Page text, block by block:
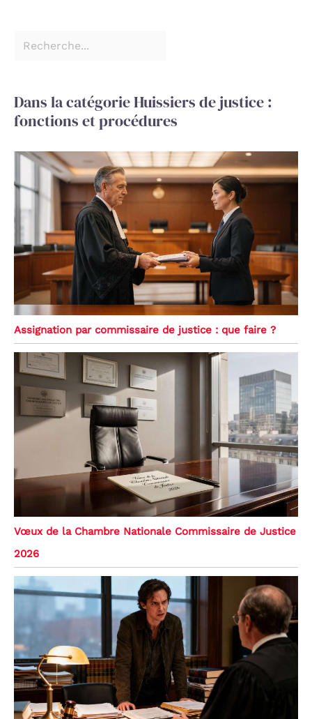
Dans la catégorie Huissiers de justice :
fonctions et procédures
Assignation par commissaire de justice : que faire ?
Vœux de la Chambre Nationale Commissaire de Justice
2026